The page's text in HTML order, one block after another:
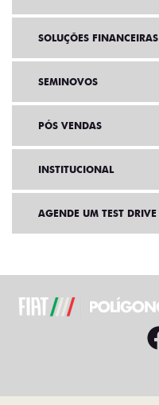
SOLUÇÕES FINANCEIRAS
SEMINOVOS
PÓS VENDAS
INSTITUCIONAL
AGENDE UM TEST DRIVE